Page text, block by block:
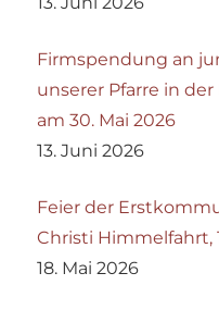
Firmspendung an
unserer Pfarre in
am 30. Mai 2026
13. Juni 2026
Feier der
Christi Himmelfahrt,
18. Mai 2026